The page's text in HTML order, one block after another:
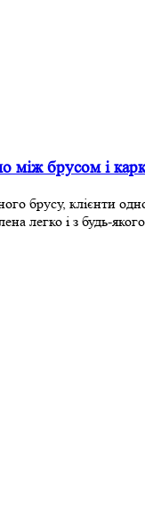
між брусом і
брусу, клієнти
легко і з будь-